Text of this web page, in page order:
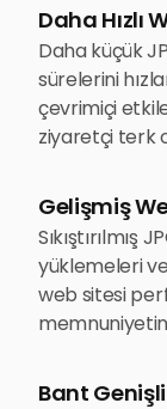
Daha Hızlı
Daha küçük
sürelerini
çevrimiçi
ziyaretçi terk
Gelişmiş
Sıkıştırılmış
yüklemeleri
web sitesi
memnuniyetini
Bant